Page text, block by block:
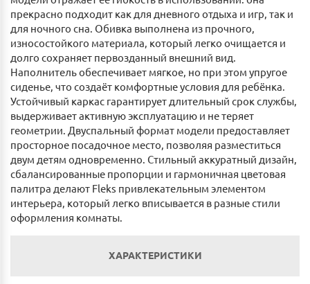
прекрасно подходит как для дневного отдыха и игр, так и
для ночного сна. Обивка выполнена из прочного,
износостойкого материала, который легко очищается и
долго сохраняет первозданный внешний вид.
Наполнитель обеспечивает мягкое, но при этом упругое
сиденье, что создаёт комфортные условия для ребёнка.
Устойчивый каркас гарантирует длительный срок службы,
выдерживает активную эксплуатацию и не теряет
геометрии. Двуспальный формат модели предоставляет
просторное посадочное место, позволяя разместиться
двум детям одновременно. Стильный аккуратный дизайн,
сбалансированные пропорции и гармоничная цветовая
палитра делают Fleks привлекательным элементом
интерьера, который легко вписывается в разные стили
оформления комнаты.
ХАРАКТЕРИСТИКИ